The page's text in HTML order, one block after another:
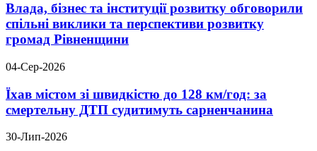
Влада, бізнес та інституції розвитку обговорили
спільні виклики та перспективи розвитку
громад Рівненщини
04-Сер-2026
Їхав містом зі швидкістю до 128 км/год: за
смертельну ДТП судитимуть сарненчанина
30-Лип-2026